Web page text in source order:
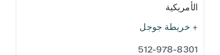
الأمريكية
+ خريطة جوجل
512-978-8301